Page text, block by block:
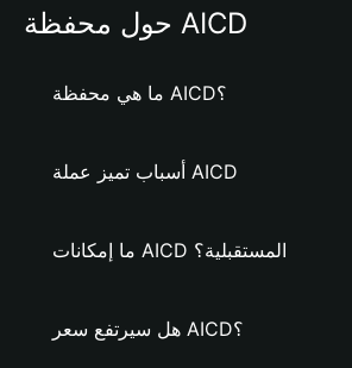
حول محفظة AICD
ما هي محفظة AICD؟
أسباب تميز عملة AICD
ما إمكانات AICD المستقبلية؟
هل سيرتفع سعر AICD؟